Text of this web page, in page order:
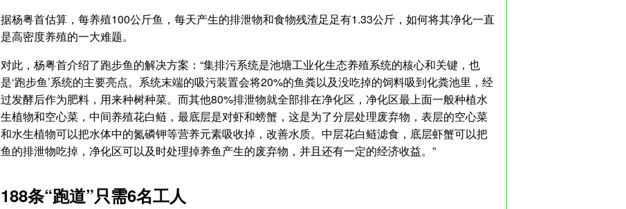
据杨粤首估算，每养殖100公斤鱼，每天产生的排泄物和食物残渣足足有1.33公斤，如何将其净化一直
是高密度养殖的一大难题。
对此，杨粤首介绍了跑步鱼的解决方案：“集排污系统是池塘工业化生态养殖系统的核心和关键，也
是‘跑步鱼’系统的主要亮点。系统末端的吸污装置会将20%的鱼粪以及没吃掉的饲料吸到化粪池里，经
过发酵后作为肥料，用来种树种菜。而其他80%排泄物就全部排在净化区，净化区最上面一般种植水
生植物和空心菜，中间养殖花白鲢，最底层是对虾和螃蟹，这是为了分层处理废弃物，表层的空心菜
和水生植物可以把水体中的氮磷钾等营养元素吸收掉，改善水质。中层花白鲢滤食，底层虾蟹可以把
鱼的排泄物吃掉，净化区可以及时处理掉养鱼产生的废弃物，并且还有一定的经济收益。”
188条“跑道”只需6名工人